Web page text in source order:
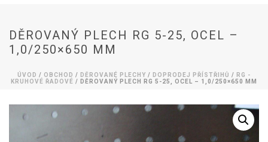
DĚROVANÝ PLECH RG 5-25, OCEL –
1,0/250×650 MM
ÚVOD / OBCHOD / DĚROVANÉ PLECHY / DOPRODEJ PŘÍSTŘIHŮ / RG -
KRUHOVÉ ŘADOVÉ / DĚROVANÝ PLECH RG 5-25, OCEL – 1,0/250×650 MM